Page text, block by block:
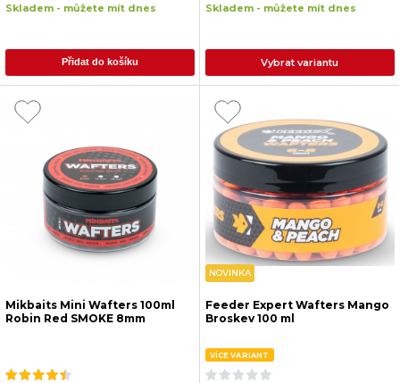
Skladem - můžete mít dnes
Přidat do košíku
Skladem - můžete mít dnes
Vybrat variantu
Mikbaits Mini Wafters 100ml
Robin Red SMOKE 8mm
NOVINKA
Feeder Expert Wafters Mango
Broskev 100 ml
VÍCE VARIANT